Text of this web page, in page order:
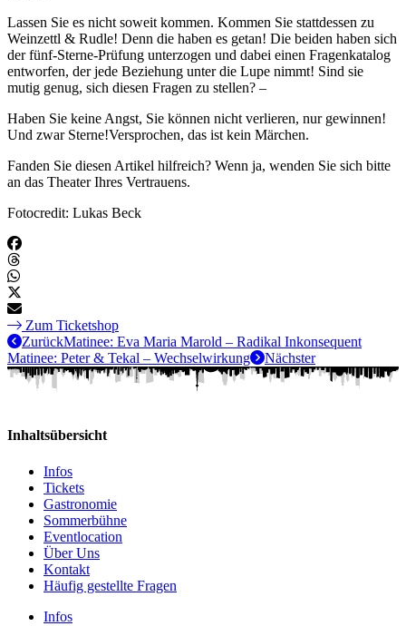
Lassen Sie es nicht soweit kommen. Kommen Sie stattdessen zu
Weinzettl & Rudle! Denn die haben es getan! Die beiden haben sich
der fünf-Sterne-Prüfung unterzogen und dabei einen Fragenkatalog
entworfen, der jede Beziehung unter die Lupe nimmt! Sind sie
mutig genug, sich diesen Fragen zu stellen? –
Haben Sie keine Angst, Sie können nicht verlieren, nur gewinnen!
Und zwar Sterne!Versprochen, das ist kein Märchen.
Fanden Sie diesen Artikel hilfreich? Wenn ja, wenden Sie sich bitte
an das Theater Ihres Vertrauens.
Fotocredit: Lukas Beck
Zum Ticketshop
ZurückMatinee: Eva Maria Marold – Radikal Inkonsequent
Matinee: Peter & Tekal – Wechselwirkung
Nächster
Inhaltsübersicht
Infos
Tickets
Gastronomie
Sommerbühne
Eventlocation
Über Uns
Kontakt
Häufig gestellte Fragen
Infos